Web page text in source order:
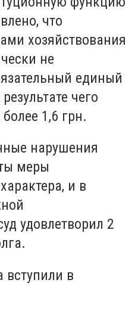
что
хозяйствования
не
единый
чего
1,6 грн.
нарушения
меры
и в
удовлетворил 2
вступили в